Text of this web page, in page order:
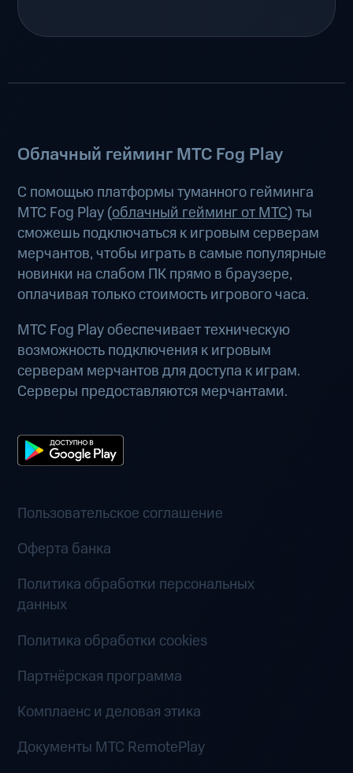
Облачный гейминг МТС Fog Play
С помощью платформы туманного гейминга
МТС Fog Play (облачный гейминг от МТС) ты
сможешь подключаться к игровым серверам
мерчантов, чтобы играть в самые популярные
новинки на слабом ПК прямо в браузере,
оплачивая только стоимость игрового часа.
МТС Fog Play обеспечивает техническую
возможность подключения к игровым
серверам мерчантов для доступа к играм.
Серверы предоставляются мерчантами.
Пользовательское соглашение
Оферта банка
Политика обработки персональных
данных
Политика обработки cookies
Партнёрская программа
Комплаенс и деловая этика
Документы MTC RemotePlay